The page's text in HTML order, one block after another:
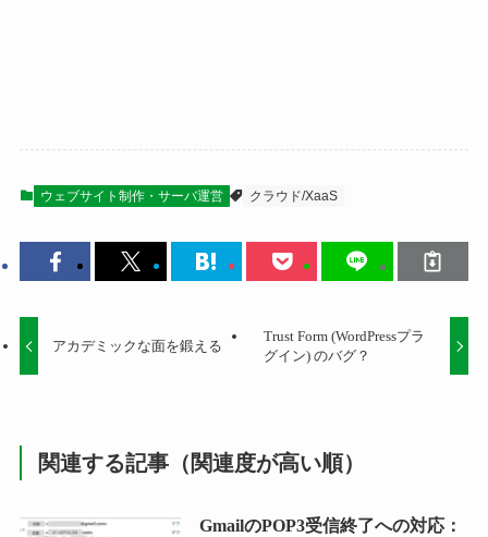
ウェブサイト制作・サーバ運営 クラウド/XaaS
アカデミックな面を鍛える
Trust Form (WordPressプラ
グイン) のバグ？
関連する記事（関連度が高い順）
GmailのPOP3受信終了への対応：